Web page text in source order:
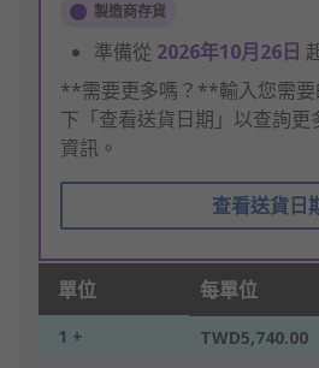
製造商存貨
準備從 2026年10月26日
**需要更多嗎？**輸入您需要
下「查看送貨日期」以查詢更
資訊。
查看送貨日
單位 每單位
1 + TWD5,740.00